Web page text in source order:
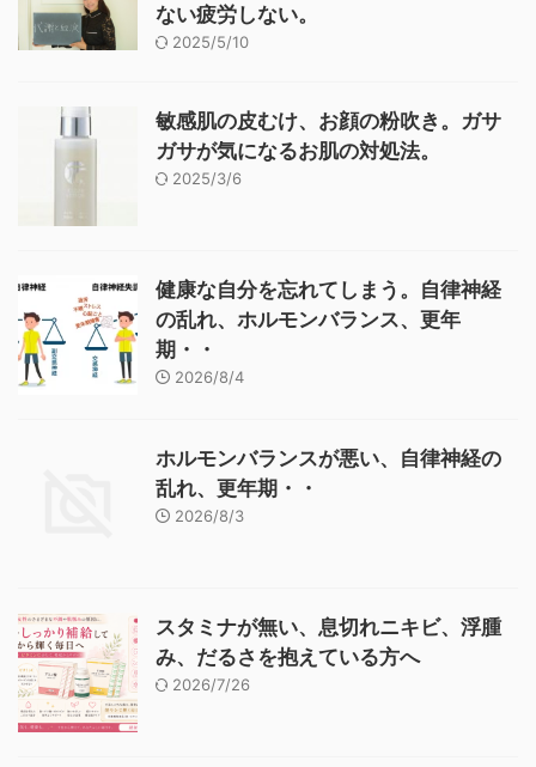
ない疲労しない。
2025/5/10
敏感肌の皮むけ、お顔の粉吹き。ガサ
ガサが気になるお肌の対処法。
2025/3/6
健康な自分を忘れてしまう。自律神経
の乱れ、ホルモンバランス、更年
期・・
2026/8/4
ホルモンバランスが悪い、自律神経の
乱れ、更年期・・
2026/8/3
スタミナが無い、息切れニキビ、浮腫
み、だるさを抱えている方へ
2026/7/26